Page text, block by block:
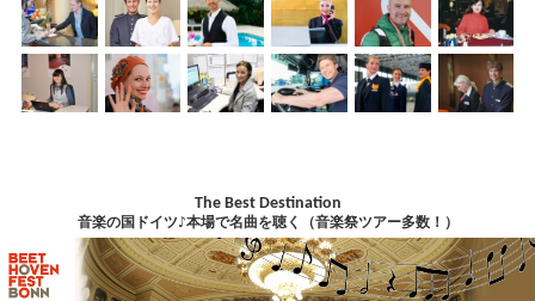
The Best Destination
音楽の国ドイツ♪本場で名曲を聴く（音楽祭ツアー多数！）